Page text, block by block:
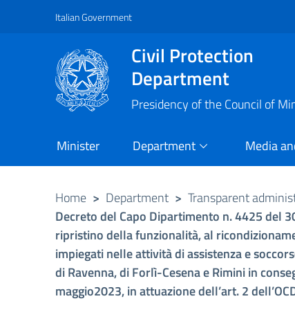
Vai al contenuto principale
Raggiungi il piè di pagina
Italian Government
Civil Protection
Department
Presidency of the Council of
Minister Department Media
Home > Department > Transparent
Decreto del Capo Dipartimento n. 4425 del
ripristino della funzionalità, al
impiegati nelle attività di assistenza e
di Ravenna, di Forlì-Cesena e Rimini in
maggio2023, in attuazione dell’art. 2